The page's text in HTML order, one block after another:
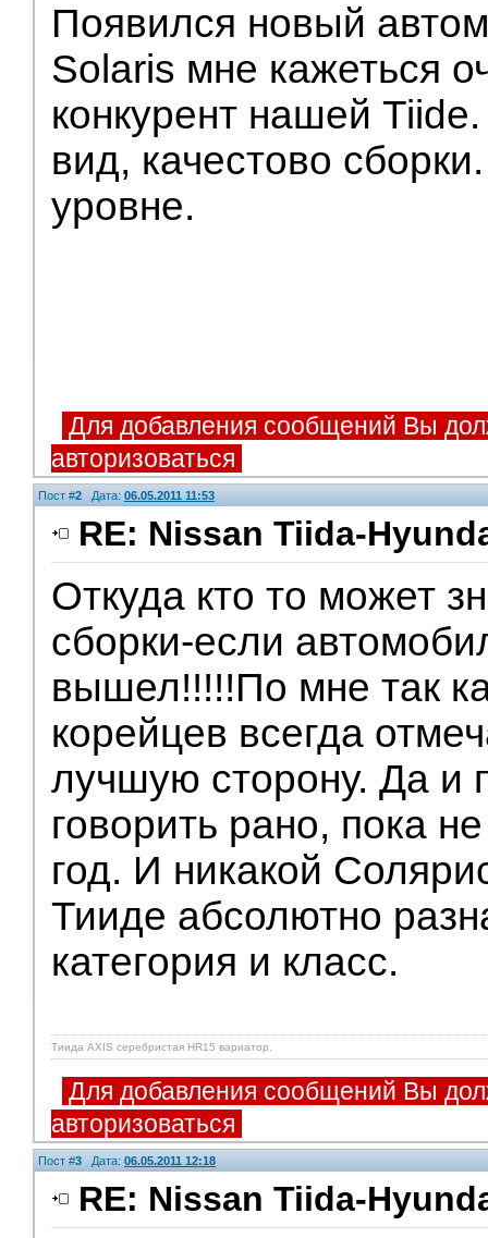
Появился новый
Solaris мне кажеться
конкурент нашей
вид, качестово
уровне.
Для добавления сообщений Вы
авторизоваться
Пост #2 Дата: 06.05.2011 11:53
RE: Nissan Tiida-
Откуда кто то может
сборки-если
вышел!!!!!По мне так
корейцев всегда
лучшую сторону. Да и
говорить рано, пока
год. И никакой
Тииде абсолютно
категория и класс.
Тиида AXIS серебристая HR15 вариатор.
Для добавления сообщений Вы
авторизоваться
Пост #3 Дата: 06.05.2011 12:18
RE: Nissan Tiida-